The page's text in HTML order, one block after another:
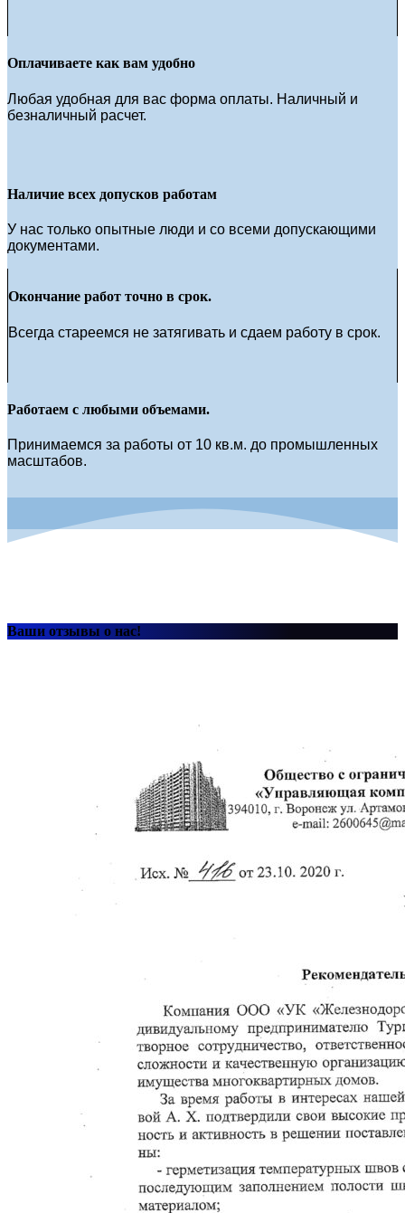
Оплачиваете как вам удобно
Любая удобная для вас форма оплаты. Наличный и
безналичный расчет.
Наличие всех допусков работам
У нас только опытные люди и со всеми допускающими
документами.
Окончание работ точно в срок.
Всегда стареемся не затягивать и сдаем работу в срок.
Работаем с любыми объемами.
Принимаемся за работы от 10 кв.м. до промышленных
масштабов.
Ваши отзывы о нас!